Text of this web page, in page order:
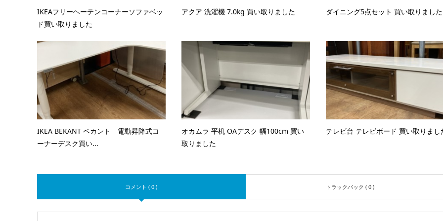
IKEAフリーヘーテンコーナーソファベッ
ド買い取りました
アクア 洗濯機 7.0kg 買い取りました ダイニング5点セット 買い取りました
IKEA BEKANT ベカント 電動昇降式コ
ーナーデスク買い...
オカムラ 平机 OAデスク 幅100cm 買い
取りました
テレビ台 テレビボード 買い取りまし
コメント ( 0 ) トラックバック ( 0 )